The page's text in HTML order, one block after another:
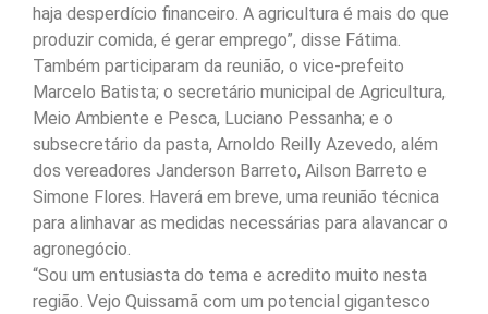
haja desperdício financeiro. A agricultura é mais do que
produzir comida, é gerar emprego”, disse Fátima.
Também participaram da reunião, o vice-prefeito
Marcelo Batista; o secretário municipal de Agricultura,
Meio Ambiente e Pesca, Luciano Pessanha; e o
subsecretário da pasta, Arnoldo Reilly Azevedo, além
dos vereadores Janderson Barreto, Ailson Barreto e
Simone Flores. Haverá em breve, uma reunião técnica
para alinhavar as medidas necessárias para alavancar o
agronegócio.
“Sou um entusiasta do tema e acredito muito nesta
região. Vejo Quissamã com um potencial gigantesco